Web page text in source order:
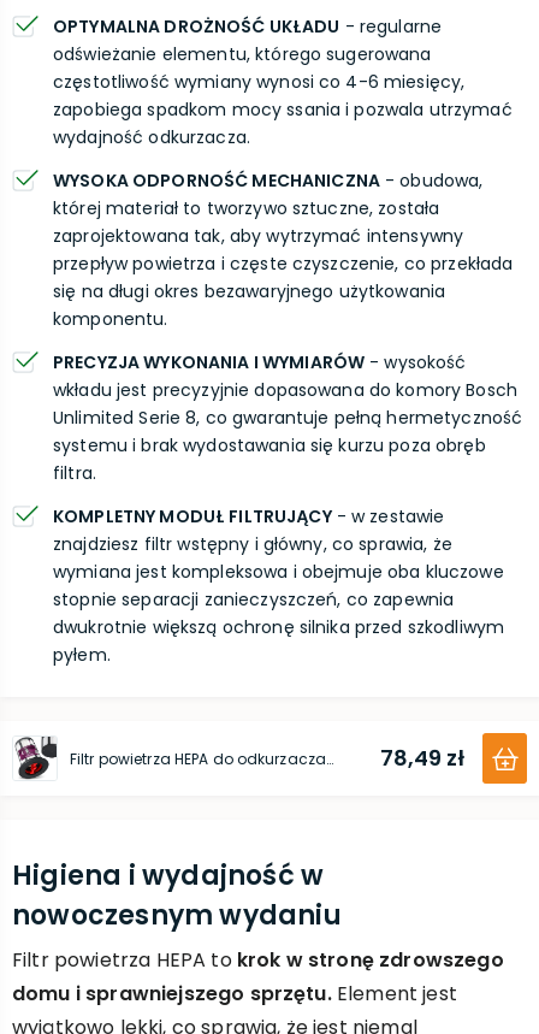
OPTYMALNA DROŻNOŚĆ UKŁADU - regularne
odświeżanie elementu, którego sugerowana
częstotliwość wymiany wynosi co 4-6 miesięcy,
zapobiega spadkom mocy ssania i pozwala utrzymać
wydajność odkurzacza.
WYSOKA ODPORNOŚĆ MECHANICZNA- obudowa,
której materiał to tworzywo sztuczne, została
zaprojektowana tak, aby wytrzymać intensywny
przepływ powietrza i częste czyszczenie, co przekłada
się na długi okres bezawaryjnego użytkowania
komponentu.
PRECYZJA WYKONANIA I WYMIARÓW - wysokość
wkładu jest precyzyjnie dopasowana do komory Bosch
Unlimited Serie 8, co gwarantuje pełną hermetyczność
systemu i brak wydostawania się kurzu poza obręb
filtra.
KOMPLETNY MODUŁ FILTRUJĄCY- w zestawie
znajdziesz filtr wstępny i główny, co sprawia, że
wymiana jest kompleksowa i obejmuje oba kluczowe
stopnie separacji zanieczyszczeń, co zapewnia
dwukrotnie większą ochronę silnika przed szkodliwym
pyłem.
Filtr powietrza HEPA do odkurzacza Bosch (Unlimited Serie 8) 78,49 zł
Higiena i wydajność w
nowoczesnym wydaniu
Filtr powietrza HEPA to krok w stronę zdrowszego
domu i sprawniejszego sprzętu.Element jest
wyjątkowo lekki, co sprawia, że jest niemal